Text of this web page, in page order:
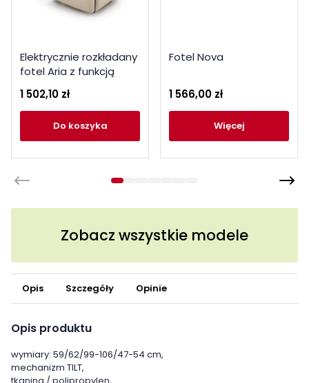
Elektrycznie rozkładany
fotel Aria z funkcją
1 502,10 zł
do koszyka
Fotel Nova
1 566,00 zł
więcej
Zobacz wszystkie modele
Opis Szczegóły Opinie
Opis produktu
wymiary: 59/62/99-106/47-54 cm,
mechanizm TILT,